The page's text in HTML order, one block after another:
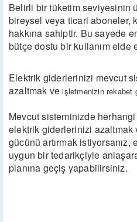
Belirli bir tüketim seviyesinin
bireysel veya ticari aboneler,
hakkına sahiptir. Bu sayede
bütçe dostu bir kullanım elde
Elektrik giderlerinizi mevcut
azaltmak ve işletmenizin rekabet
Mevcut sisteminizde
elektrik giderlerinizi
gücünü artırmak istiyorsanız,
uygun bir tedarikçiyle
planına geçiş yapabilirsiniz.